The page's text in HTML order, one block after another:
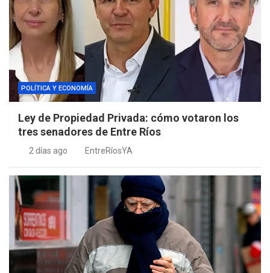
POLÍTICA Y ECONOMÍA
Ley de Propiedad Privada: cómo votaron los
tres senadores de Entre Ríos
2 días ago EntreRíosYA